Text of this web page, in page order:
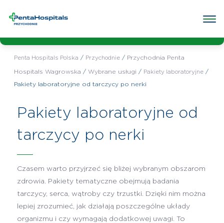
przychodnia:
Penta Hospitals Polska / Przychodnie/ Przychodnia Penta
Hospitals Wagrowska / Wybrane usługi / Pakiety laboratoryjne/
Pakiety laboratoryjne od tarczycy po nerki
Pakiety laboratoryjne od
tarczycy po nerki
Czasem warto przyjrzeć się bliżej wybranym obszarom
zdrowia. Pakiety tematyczne obejmują badania
tarczycy, serca, wątroby czy trzustki. Dzięki nim można
lepiej zrozumieć, jak działają poszczególne układy
organizmu i czy wymagają dodatkowej uwagi. To